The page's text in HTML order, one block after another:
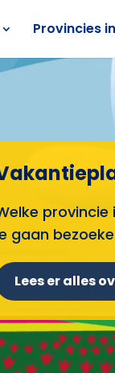
Provincies
provincie
gaan
Lees er alles